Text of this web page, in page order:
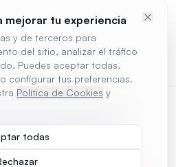
mejorar tu experiencia
y de terceros para
del sitio, analizar el tráfico
Puedes aceptar todas,
configurar tus preferencias.
Política de Cookies y
todas
Escritorio
CON
hardware